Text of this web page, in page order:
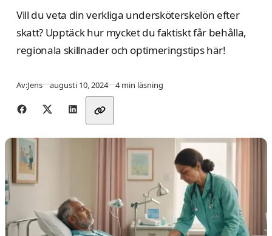
Vill du veta din verkliga undersköterskelön efter
skatt? Upptäck hur mycket du faktiskt får behålla,
regionala skillnader och optimeringstips här!
Av:Jens Publicerad
augusti 10, 2024 4 min läsning
Dela med vänner